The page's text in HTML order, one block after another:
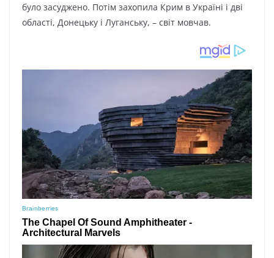
було засуджено. Потім захопила Крим в Україні і дві
області, Донецьку і Луганську, – світ мовчав.